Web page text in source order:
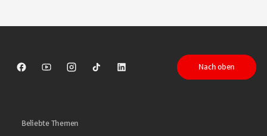
Sparkasse auf Facebook
Sparkasse auf Youtube
Sparkasse auf Instagram
Sparkasse auf TikTok
Sparkasse auf LinkedIn
Nach oben
Beliebte Themen